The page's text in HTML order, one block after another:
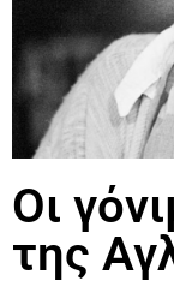
Οι
της